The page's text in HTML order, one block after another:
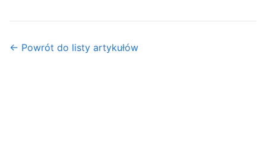
← Powrót do listy artykułów